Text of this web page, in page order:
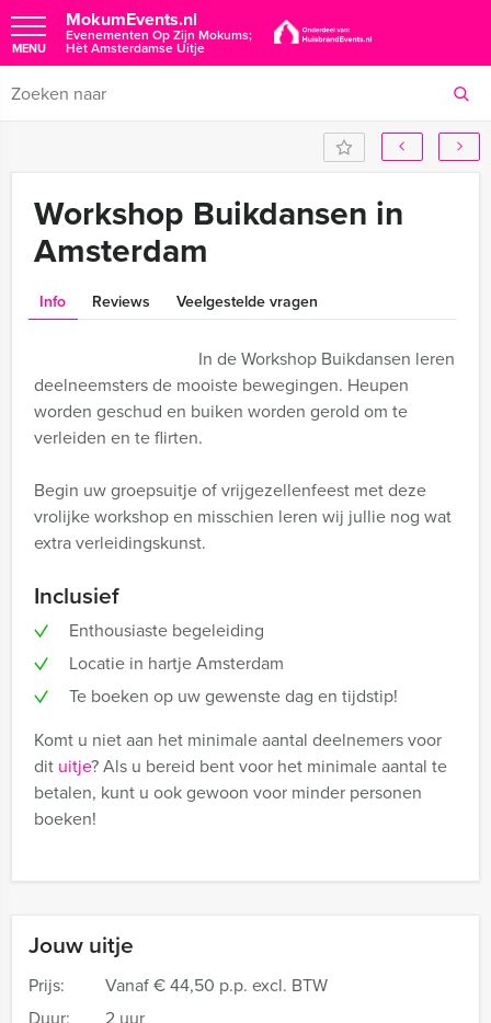
MokumEvents.nl
Evenementen Op Zijn Mokums;
Hèt Amsterdamse Uitje
MENU
Jouw uitje
Prijs: Vanaf€ 44,50 p.p. excl. BTW
Workshop Buikdansen in
Amsterdam
Info Reviews Veelgestelde vragen
In de Workshop Buikdansen leren
deelneemsters de mooiste bewegingen. Heupen
worden geschud en buiken worden gerold om te
verleiden en te flirten.
Begin uw groepsuitje of vrijgezellenfeest met deze
vrolijke workshop en misschien leren wij jullie nog wat
extra verleidingskunst.
Inclusief
Enthousiaste begeleiding
Locatie in hartje Amsterdam
Te boeken op uw gewenste dag en tijdstip!
Komt u niet aan het minimale aantal deelnemers voor
dit uitje? Als u bereid bent voor het minimale aantal te
betalen, kunt u ook gewoon voor minder personen
boeken!